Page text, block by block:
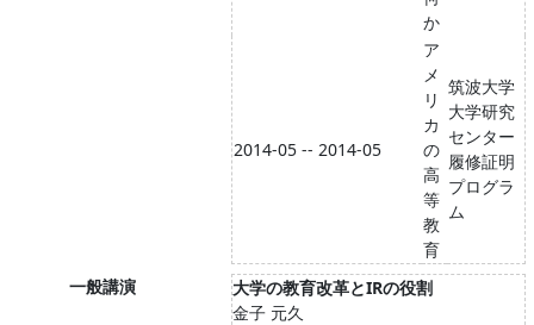
か
2014-05 -- 2014-05
ア
メ
リ
カ
の
高
等
教
育
筑波大学
大学研究
センター
履修証明
プログラ
ム
一般講演
大学の教育改革とIRの役割
金子 元久